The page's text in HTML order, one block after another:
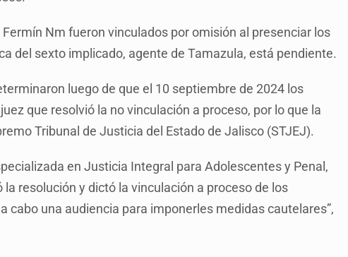
Nm fueron vinculados por omisión al presenciar los
del sexto implicado, agente de Tamazula, está pendiente.
luego de que el 10 septiembre de 2024 los
que resolvió la no vinculación a proceso, por lo que la
Tribunal de Justicia del Estado de Jalisco (STJEJ).
en Justicia Integral para Adolescentes y Penal,
resolución y dictó la vinculación a proceso de los
cabo una audiencia para imponerles medidas cautelares”,